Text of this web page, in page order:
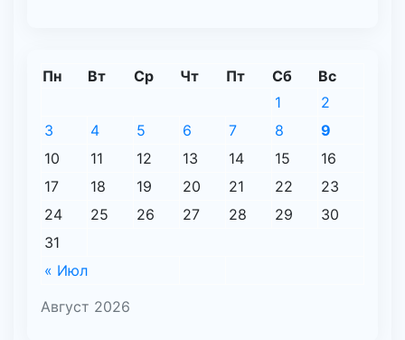
Август 2026
Пн Вт Ср Чт Пт Сб Вс
« Июл
1
2
3
4 5 6 7 8
9
10
11 12 13 14 15
16
17
18 19 20 21 22
23
24
25 26 27 28 29
30
31